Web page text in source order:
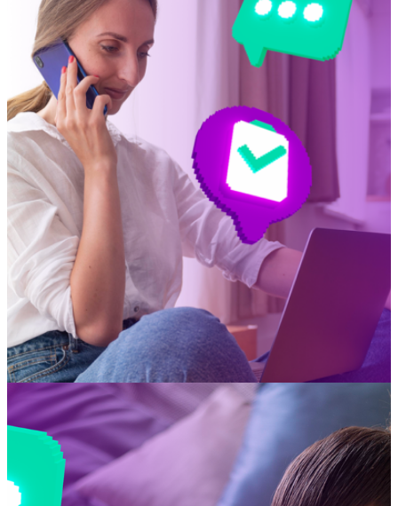
Soluciones
Integrales de
Entretenimiento
y Conectividad
EXPLORAR MÁS
Servicios de
Calidad